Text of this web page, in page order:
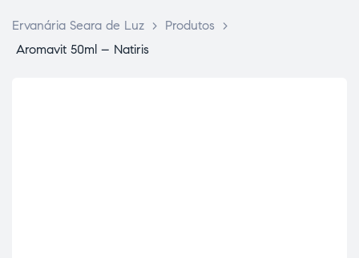
Ervanária Seara de Luz > Produtos
>
Aromavit 50ml – Natiris